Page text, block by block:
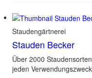
Staudengärtnerei
Stauden Becker
Über 2000
jeden